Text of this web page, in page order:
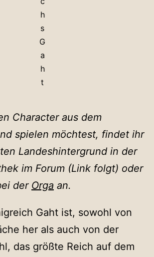
h
s
G
a
h
t
Character aus dem
spielen möchtest, findet ihr
Landeshintergrund in der
im Forum (Link folgt) oder
der Orga an.
Gaht ist, sowohl von
her als auch von der
das größte Reich auf dem